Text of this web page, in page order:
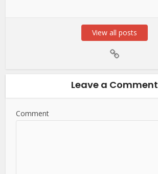
View all posts
Leave a Comment
Comment